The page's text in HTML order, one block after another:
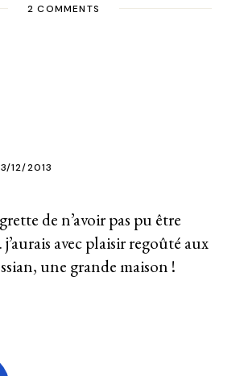
2 COMMENTS
12/2013
de n’avoir pas pu être
avec plaisir regoûté aux
une grande maison !